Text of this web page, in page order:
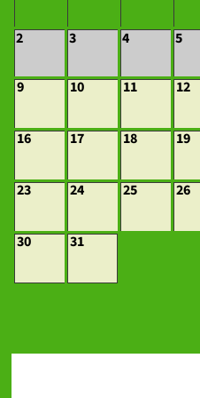
2 3 4 5
9 10 11 12
16 17 18 19
23 24 25 26
30 31